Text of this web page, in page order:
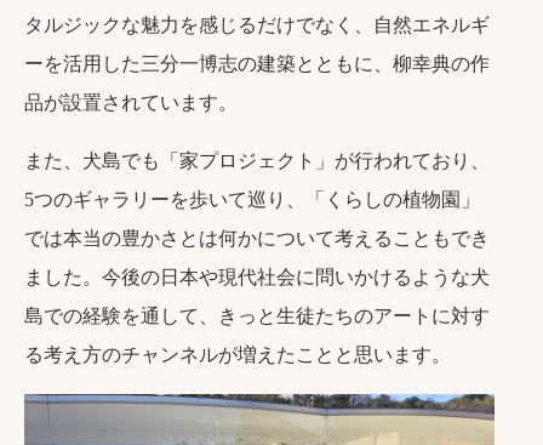
タルジックな魅力を感じるだけでなく、自然エネルギ
ーを活用した三分一博志の建築とともに、柳幸典の作
品が設置されています。
また、犬島でも「家プロジェクト」が行われており、
5つのギャラリーを歩いて巡り、「くらしの植物園」
では本当の豊かさとは何かについて考えることもでき
ました。今後の日本や現代社会に問いかけるような犬
島での経験を通して、きっと生徒たちのアートに対す
る考え方のチャンネルが増えたことと思います。